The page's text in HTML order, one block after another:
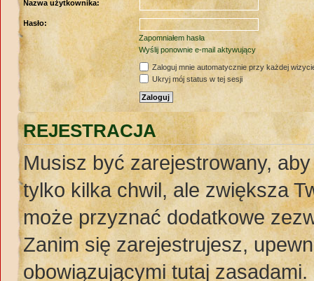
Nazwa użytkownika:
Hasło:
Zapomniałem hasła
Wyślij ponownie e-mail aktywujący
Zaloguj mnie automatycznie przy każdej
Ukryj mój status w tej sesji
REJESTRACJA
Musisz być zarejestrowany,
tylko kilka chwil, ale zwiększa
może przyznać dodatkowe
Zanim się zarejestrujesz,
obowiązującymi tutaj